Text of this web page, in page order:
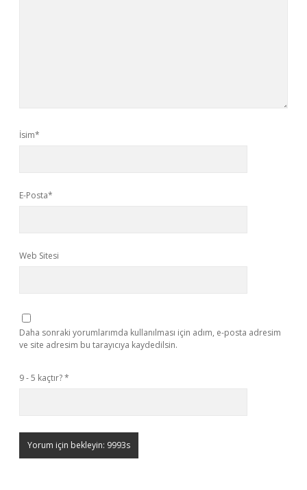
İsim*
E-Posta*
Web Sitesi
Daha sonraki yorumlarımda kullanılması için adım, e-posta adresim
ve site adresim bu tarayıcıya kaydedilsin.
9 - 5 kaçtır?*